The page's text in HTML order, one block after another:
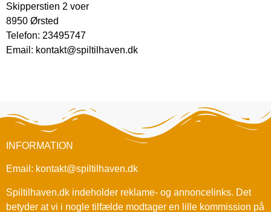
Skipperstien 2 voer
8950 Ørsted
Telefon: 23495747
Email: kontakt@spiltilhaven.dk
INFORMATION
Email: kontakt@spiltilhaven.dk
Spiltilhaven.dk indeholder reklame- og annoncelinks. Det
betyder at vi i nogle tilfælde modtager en lille kommission på